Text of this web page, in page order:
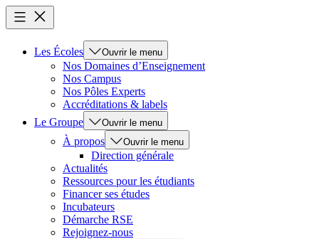
Les Écoles Ouvrir le menu
Nos Domaines d’Enseignement
Nos Campus
Nos Pôles Experts
Accréditations & labels
Le Groupe
Ouvrir le menu
À propos Ouvrir le menu
Direction générale
Actualités
Ressources pour les étudiants
Financer ses études
Incubateurs
Démarche RSE
Rejoignez-nous